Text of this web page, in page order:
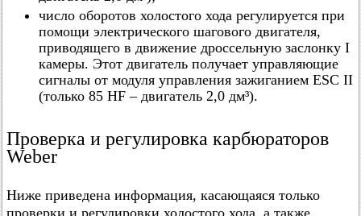
число оборотов холостого хода регулируется при
помощи электрического шагового двигателя,
приводящего в движение дроссельную заслонку I
камеры. Этот двигатель получает управляющие
сигналы от модуля управления зажиганием ESC II
(только 85 HF – двигатель 2,0 дм³).
Проверка и регулировка карбюраторов
Weber
Ниже приведена информация, касающаяся только
проверки и регулировки холостого хода, а также